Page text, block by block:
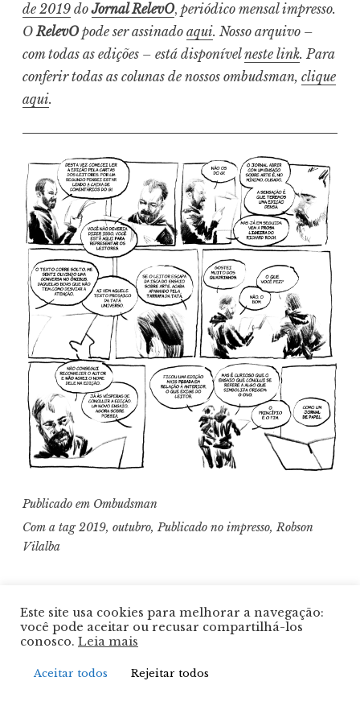
de 2019 do Jornal RelevO, periódico mensal impresso.
ORelevOpode ser assinado aqui. Nosso arquivo –
com todas as edições – está disponívelneste link. Para
conferir todas as colunas de nossos ombudsman, clique
aqui.
Publicado em Ombudsman
Com a tag2019, outubro, Publicado no impresso, Robson
Vilalba
Robson Vilalba
Jornal RelevO
Este site usa cookies para melhorar a navegação:
você pode aceitar ou recusar compartilhá-los
conosco. Leia mais
Aceitar todos Rejeitar todos